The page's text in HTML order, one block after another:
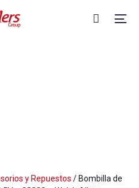
y Repuestos / Bombilla de